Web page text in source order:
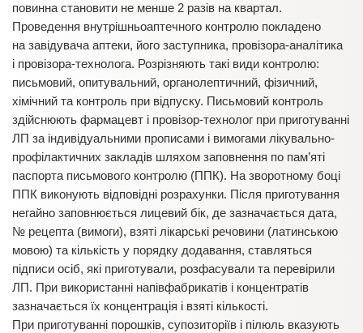
повинна становити не менше 2 разів на квартал.
Проведення внутрішньоаптечного контролю покладено
на завідувача аптеки, його заступника, провізора-аналітика
і провізора-технолога. Розрізняють такі види контролю:
письмовий, опитувальний, органолептичний, фізичний,
хімічний та контроль при відпуску. Письмовий контроль
здійснюють фармацевт і провізор-технолог при приготуванні
ЛП за індивідуальними прописами і вимогами лікувально-
профілактичних закладів шляхом заповнення по пам’яті
паспорта письмового контролю (ППК). На зворотному боці
ППК виконують відповідні розрахунки. Після приготування
негайно заповнюється лицевий бік, де зазначається дата,
№ рецепта (вимоги), взяті лікарські речовини (латинською
мовою) та кількість у порядку додавання, ставляться
підписи осіб, які приготували, розфасували та перевірили
ЛП. При використанні напівфабрикатів і концентратів
зазначається їх концентрація і взяті кількості.
При приготуванні порошків, супозиторіїв і пілюль вказують